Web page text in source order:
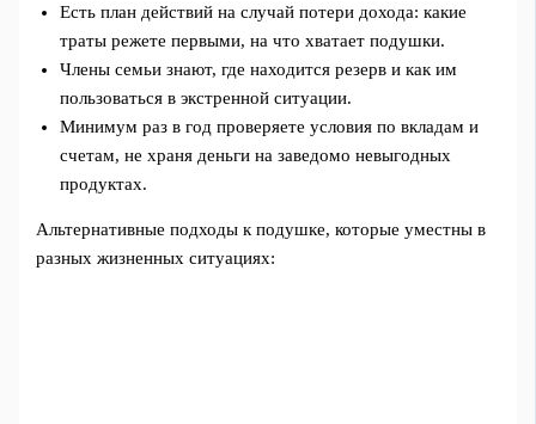
Есть план действий на случай потери дохода: какие
траты режете первыми, на что хватает подушки.
Члены семьи знают, где находится резерв и как им
пользоваться в экстренной ситуации.
Минимум раз в год проверяете условия по вкладам и
счетам, не храня деньги на заведомо невыгодных
продуктах.
Альтернативные подходы к подушке, которые уместны в
разных жизненных ситуациях: